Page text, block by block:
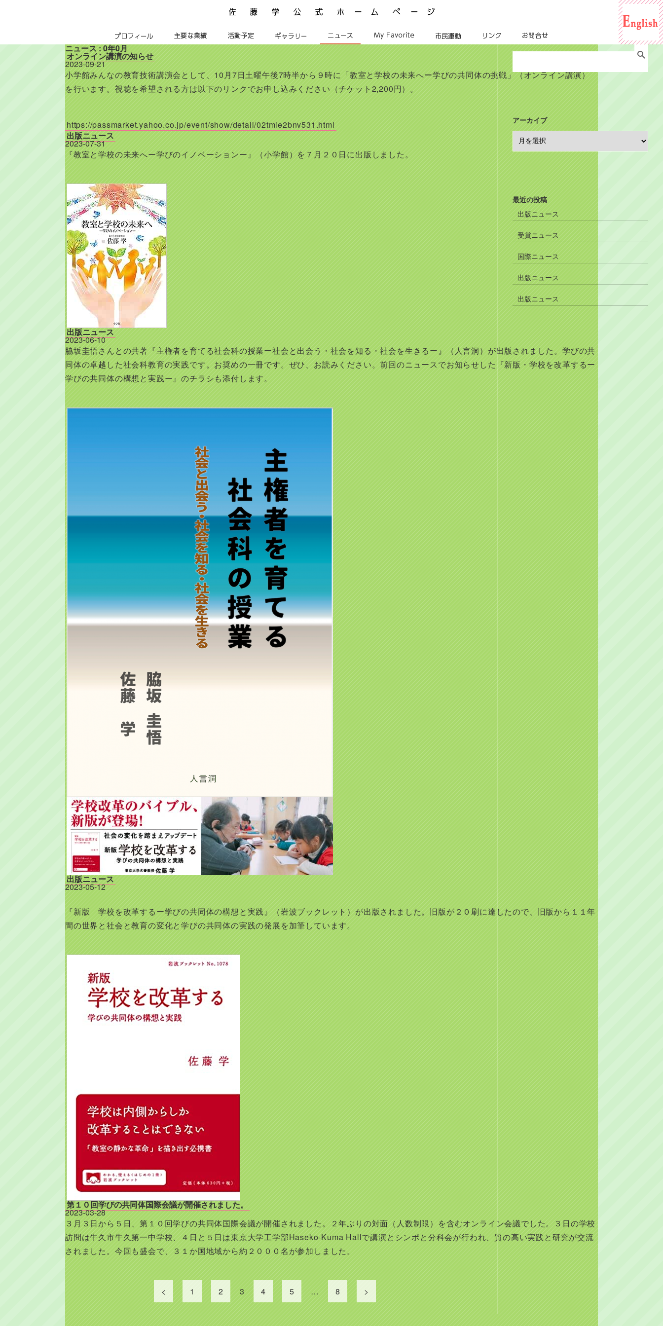
佐藤学公式ホームページ ManabuSATO WebSite
プロフィール 主要な業績 活動予定 ギャラリー ニュース My Favorite 市民運動 リンク お問合せ
For English
ニュース : 0年0月
オンライン講演の知らせ
2023-09-21
小学館みんなの教育技術講演会として、10月7日土曜午後7時半から９時に「教室と学校の未来へー学びの共同体の挑戦」（オンライン講演）
を行います。視聴を希望される方は以下のリンクでお申し込みください（チケット2,200円）。
https://passmarket.yahoo.co.jp/event/show/detail/02tmie2bnv531.html
出版ニュース
2023-07-31
『教室と学校の未来へー学びのイノベーションー』（小学館）を７月２０日に出版しました。
出版ニュース
2023-06-10
脇坂圭悟さんとの共著『主権者を育てる社会科の授業ー社会と出会う・社会を知る・社会を生きるー』（人言洞）が出版されました。学びの共
同体の卓越した社会科教育の実践です。お奨めの一冊です。ぜひ、お読みください。前回のニュースでお知らせした『新版・学校を改革するー
学びの共同体の構想と実践ー』のチラシも添付します。
出版ニュース
2023-05-12
『新版 学校を改革するー学びの共同体の構想と実践』（岩波ブックレット）が出版されました。旧版が２０刷に達したので、旧版から１１年
間の世界と社会と教育の変化と学びの共同体の実践の発展を加筆しています。
第１０回学びの共同体国際会議が開催されました。
2023-03-28
３月３日から５日、第１０回学びの共同体国際会議が開催されました。２年ぶりの対面（人数制限）を含むオンライン会議でした。３日の学校
訪問は牛久市牛久第一中学校、４日と５日は東京大学工学部Haseko-Kuma Hallで講演とシンポと分科会が行われ、質の高い実践と研究が交流
されました。今回も盛会で、３１か国地域から約２０００名が参加しました。
投
稿
の
ペ
ー
ジ
< 1 2 3 4 5 … 8 >
Search
for:
アーカイブ
ア
ー
カ
イ
ブ
最近の投稿
出版ニュース
受賞ニュース
国際ニュース
出版ニュース
出版ニュース